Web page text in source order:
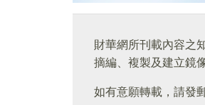
財華網所刊載內容之
摘編、複製及建立鏡
如有意願轉載，請發